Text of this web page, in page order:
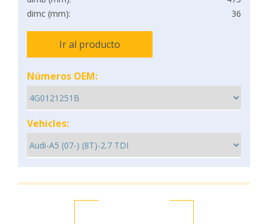
dimc (mm):
36
Ir al producto
Números OEM:
Vehicles: